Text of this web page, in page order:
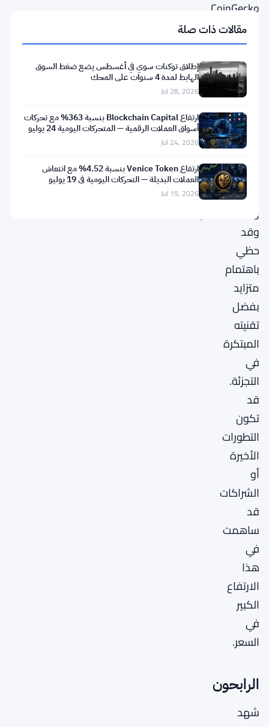
يُعرف
المشروع
بمنصة
البلوكشين
القابلة
للتوسع
المصممة
تجارب
المطورين
والمستخدمين،
وقد
حظي
باهتمام
متزايد
بفضل
تقنيته
المبتكرة
في
التجزئة.
قد
تكون
التطورات
الأخيرة
أو
الشراكات
قد
ساهمت
في
هذا
الارتفاع
الكبير
في
السعر.
الرابحون
شهد
مقالات ذات صلة
إطلاق توكنات سوي في أغسطس يضع ضغط السوق
الهابط لمدة 4 سنوات على المحك
Jul 28, 2026
ارتفاع Blockchain Capital بنسبة 363% مع تحركات
أسواق العملات الرقمية — المتحركات اليومية 24 يوليو
Jul 24, 2026
ارتفاع Venice Token بنسبة 4.52% مع انتعاش
العملات البديلة — التحركات اليومية في 19 يوليو
Jul 19, 2026